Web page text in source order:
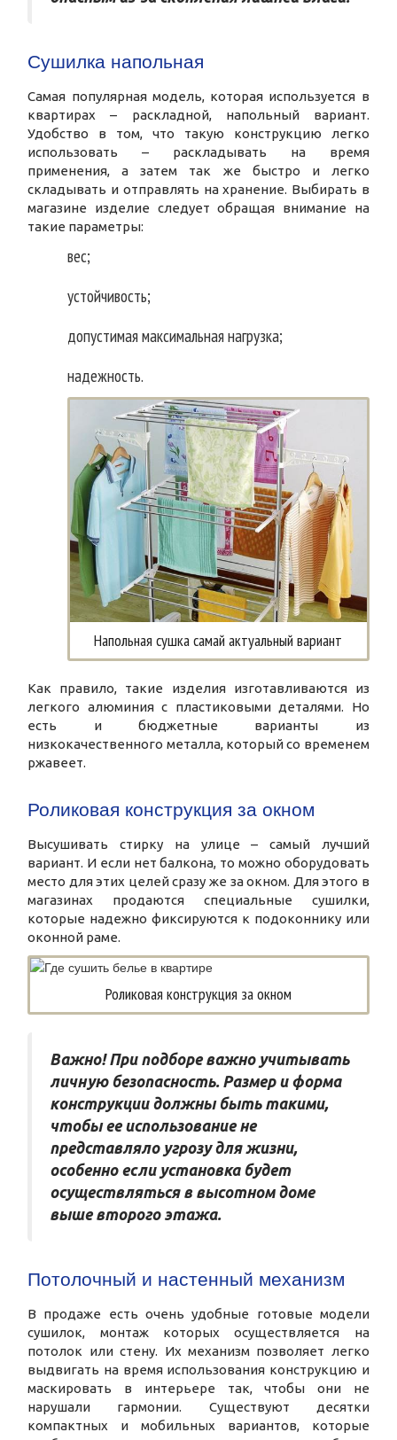
Сушилка напольная
Самая популярная модель, которая используется в
квартирах – раскладной, напольный вариант.
Удобство в том, что такую конструкцию легко
использовать – раскладывать на время
применения, а затем так же быстро и легко
складывать и отправлять на хранение. Выбирать в
магазине изделие следует обращая внимание на
такие параметры:
вес;
устойчивость;
допустимая максимальная нагрузка;
надежность.
Напольная сушка самай актуальный вариант
Как правило, такие изделия изготавливаются из
легкого алюминия с пластиковыми деталями. Но
есть и бюджетные варианты из
низкокачественного металла, который со временем
ржавеет.
Роликовая конструкция за окном
Высушивать стирку на улице – самый лучший
вариант. И если нет балкона, то можно оборудовать
место для этих целей сразу же за окном. Для этого в
магазинах продаются специальные сушилки,
которые надежно фиксируются к подоконнику или
оконной раме.
Роликовая конструкция за окном
Важно! При подборе важно учитывать
личную безопасность. Размер и форма
конструкции должны быть такими,
чтобы ее использование не
представляло угрозу для жизни,
особенно если установка будет
осуществляться в высотном доме
выше второго этажа.
Потолочный и настенный механизм
В продаже есть очень удобные готовые модели
сушилок, монтаж которых осуществляется на
потолок или стену. Их механизм позволяет легко
выдвигать на время использования конструкцию и
маскировать в интерьере так, чтобы они не
нарушали гармонии. Существуют десятки
компактных и мобильных вариантов, которые